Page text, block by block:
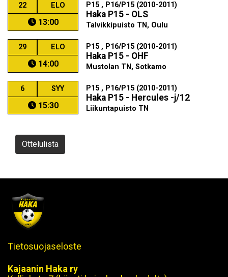
22 ELO
13:00
P15 , P16/P15 (2010-2011)
Haka P15 - OLS
Talvikkipuisto TN, Oulu
29 ELO
14:00
P15 , P16/P15 (2010-2011)
Haka P15 - OHF
Mustolan TN, Sotkamo
6 SYY
15:30
P15 , P16/P15 (2010-2011)
Haka P15 - Hercules -j/12
Liikuntapuisto TN
Ottelulista
Tietosuojaseloste
Kajaanin Haka ry